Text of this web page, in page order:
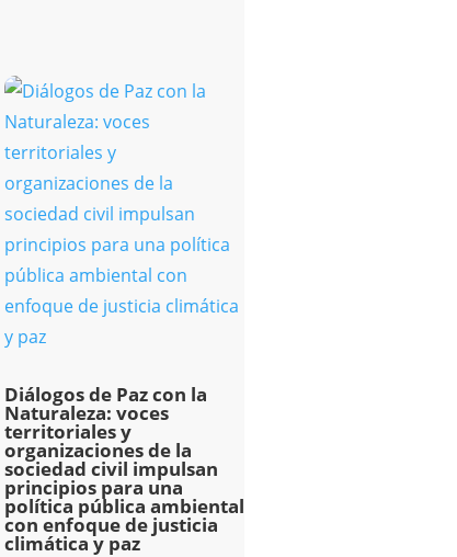
Diálogos de Paz con la
Naturaleza: voces
territoriales y
organizaciones de la
sociedad civil impulsan
principios para una
política pública ambiental
con enfoque de justicia
climática y paz